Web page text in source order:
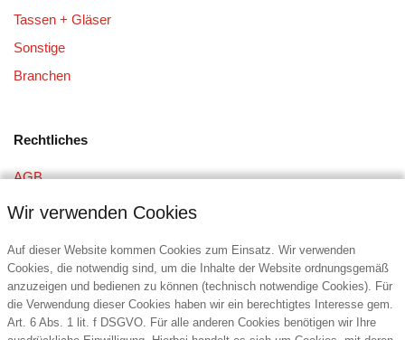
Tassen + Gläser
Sonstige
Branchen
Rechtliches
AGB
Datenschutz
Kontakt
DIE6 Promotion Service GmbH
Wir verwenden Cookies
Auf dieser Website kommen Cookies zum Einsatz. Wir verwenden
Cookies, die notwendig sind, um die Inhalte der Website ordnungsgemäß
anzuzeigen und bedienen zu können (technisch notwendige Cookies). Für
die Verwendung dieser Cookies haben wir ein berechtigtes Interesse gem.
Art. 6 Abs. 1 lit. f DSGVO. Für alle anderen Cookies benötigen wir Ihre